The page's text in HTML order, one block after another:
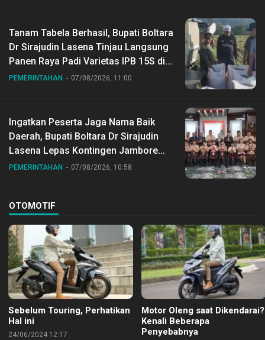
Tanam Tabela Berhasil, Bupati Boltara
Dr Sirajudin Lasena Tinjau Langsung
Panen Raya Padi Varietas IPB 15S di
Desa Gihang
PEMERINTAHAN 07/08/2026, 11:00
Ingatkan Peserta Jaga Nama Baik
Daerah, Bupati Boltara Dr Sirajudin
Lasena Lepas Kontingen Jambore
Nasional ke XII di Buperta Cibubur
PEMERINTAHAN 07/08/2026, 10:58
OTOMOTIF
Sebelum Touring, Perhatikan
Hal ini
24/06/2024 12:17
Motor Oleng saat Dikendarai?
Kenali Beberapa
Penyebabnya